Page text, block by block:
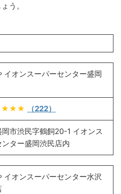
う。
イオンスーパーセンター盛岡
（222）
市渋民字鶴飼20-1 イオンス
ンター盛岡渋民店内
イオンスーパーセンター水沢